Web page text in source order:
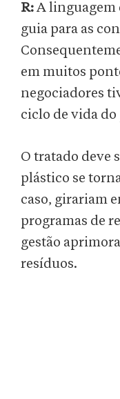
R:A linguagem
guia para as
em muitos
negociadores
ciclo de vida
O tratado deve
plástico se
caso, girariam
programas de
gestão
resíduos.